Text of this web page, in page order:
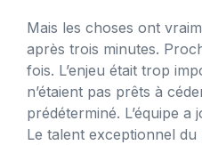
Mais les choses ont
après trois minutes.
fois. L’enjeu était trop
n’étaient pas prêts à
prédéterminé. L’équipe a
Le talent exceptionnel du